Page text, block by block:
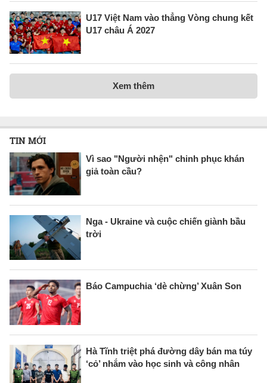
U17 Việt Nam vào thẳng Vòng chung kết
U17 châu Á 2027
Xem thêm
TIN MỚI
Vì sao "Người nhện" chinh phục khán
giả toàn cầu?
Nga - Ukraine và cuộc chiến giành bầu
trời
Báo Campuchia ‘dè chừng’ Xuân Son
Hà Tĩnh triệt phá đường dây bán ma túy
‘cỏ’ nhắm vào học sinh và công nhân